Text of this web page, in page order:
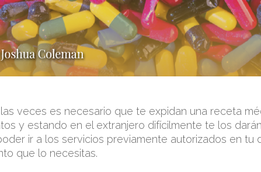
veces es necesario que te expidan una receta
y estando en el extranjero difícilmente te los
ir a los servicios previamente autorizados en tu
que lo necesitas.